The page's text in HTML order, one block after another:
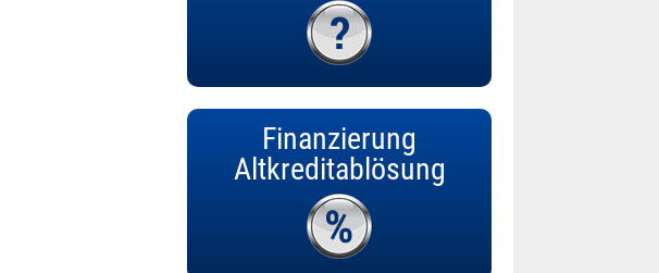
Finanzierung
Altkreditablösung